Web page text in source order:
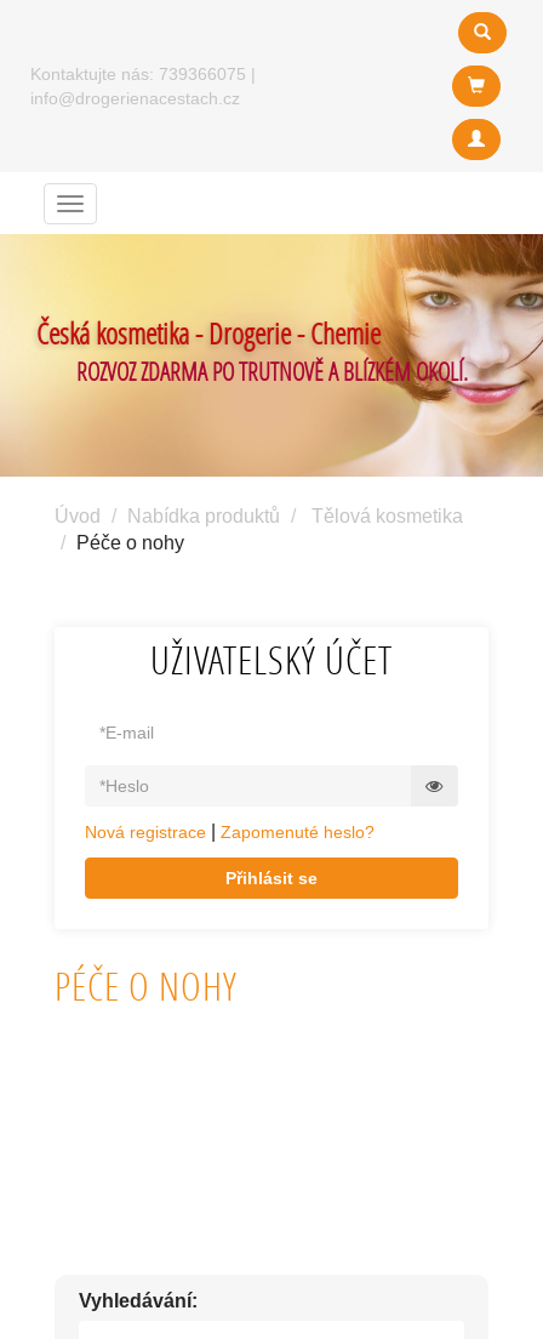
Kontaktujte nás: 739366075 |
info@drogerienacestach.cz
Menu
Česká kosmetika - Drogerie - Chemie
ROZVOZ ZDARMA PO TRUTNOVĚ A BLÍZKÉM OKOLÍ.
Úvod Nabídka produktů
Tělová kosmetika
Péče o nohy
UŽIVATELSKÝ ÚČET
Nová registrace Zapomenuté heslo?
Přihlásit se
PÉČE O NOHY
Vyhledávání: